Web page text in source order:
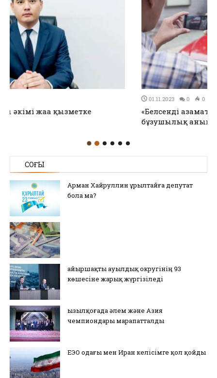
«Белсенді азаматтар» чаты арқылы күніне 15 заң
СОҢҒЫ
Арман Хайруллин Құрылтайға депутат
бола ма?
Қайыршақты ауылдық округінің 93
көшесіне жарық жүргізіледі
Қызылқоғада әлем және Азия
чемпиондары марапатталды
ЕЭО одағы мен Иран келісімге қол қойды